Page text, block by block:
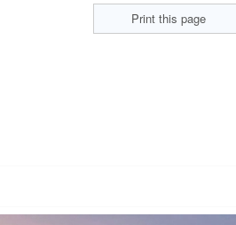
Print this page